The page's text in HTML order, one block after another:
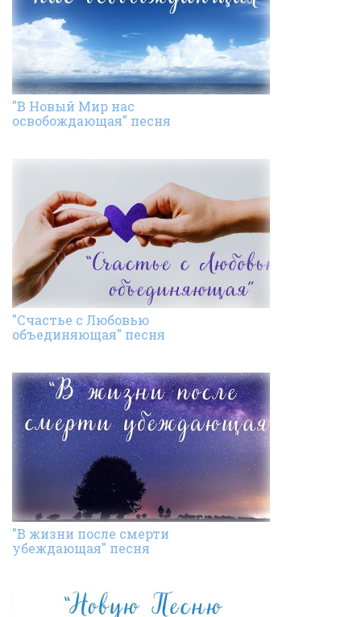
"В Новый Мир нас
освобождающая" песня
"Счастье с Любовью
объединяющая" песня
"В жизни после смерти
убеждающая" песня